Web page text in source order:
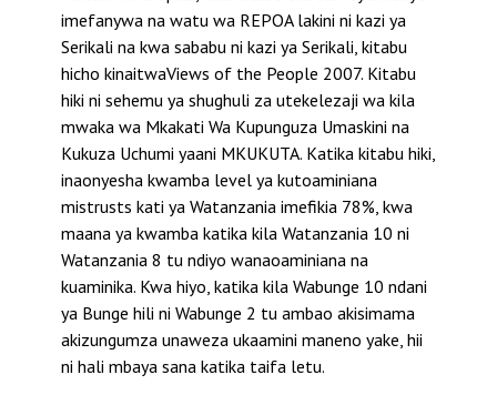
imefanywa na watu wa REPOA lakini ni kazi ya
Serikali na kwa sababu ni kazi ya Serikali, kitabu
hicho kinaitwaViews of the People 2007. Kitabu
hiki ni sehemu ya shughuli za utekelezaji wa kila
mwaka wa Mkakati Wa Kupunguza Umaskini na
Kukuza Uchumi yaani MKUKUTA. Katika kitabu hiki,
inaonyesha kwamba level ya kutoaminiana
mistrusts kati ya Watanzania imefikia 78%, kwa
maana ya kwamba katika kila Watanzania 10 ni
Watanzania 8 tu ndiyo wanaoaminiana na
kuaminika. Kwa hiyo, katika kila Wabunge 10 ndani
ya Bunge hili ni Wabunge 2 tu ambao akisimama
akizungumza unaweza ukaamini maneno yake, hii
ni hali mbaya sana katika taifa letu.